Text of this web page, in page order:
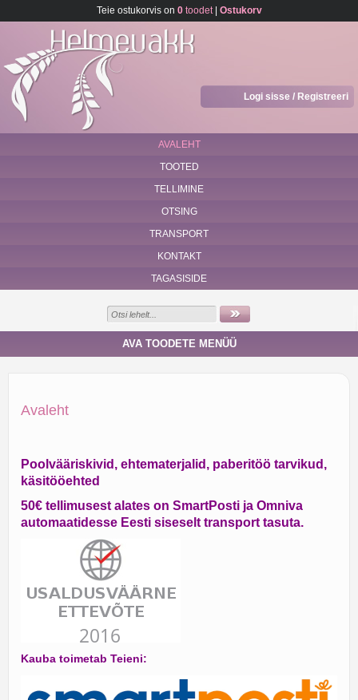
Teie ostukorvis on 0toodet| Ostukorv
Logi sisse / Registreeri
AVALEHT
TOOTED
TELLIMINE
OTSING
TRANSPORT
KONTAKT
TAGASISIDE
AVA TOODETE MENÜÜ
Avaleht
Poolvääriskivid, ehtematerjalid, paberitöö tarvikud,
käsitööehted
50€ tellimusest alates on SmartPosti ja Omniva
automaatidesse Eesti siseselt transport tasuta.
Kauba toimetab Teieni: